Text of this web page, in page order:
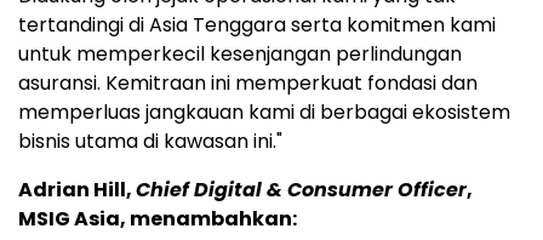
tertandingi di Asia Tenggara serta komitmen kami
untuk memperkecil kesenjangan perlindungan
asuransi. Kemitraan ini memperkuat fondasi dan
memperluas jangkauan kami di berbagai ekosistem
bisnis utama di kawasan ini."
Adrian Hill,Chief Digital & Consumer Officer,
MSIG Asia, menambahkan: